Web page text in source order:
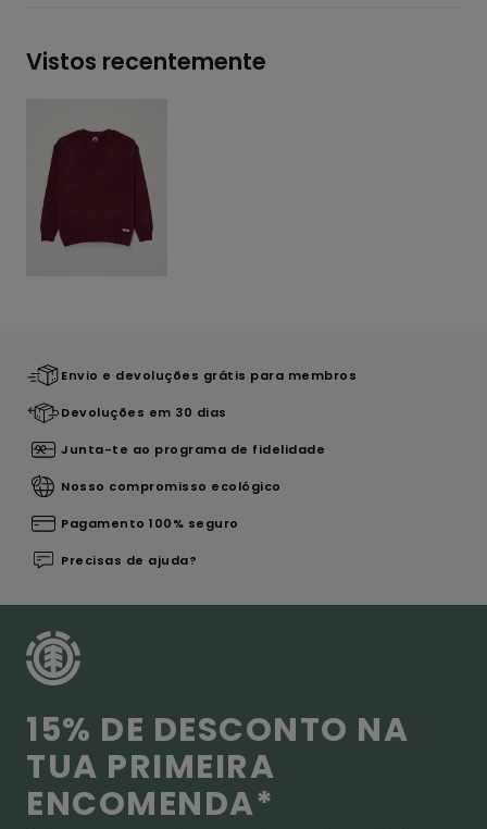
Vistos recentemente
Envio e devoluções grátis para membros
Devoluções em 30 dias
Junta-te ao programa de fidelidade
Nosso compromisso ecológico
Pagamento 100% seguro
Precisas de ajuda?
15% DE DESCONTO NA
TUA PRIMEIRA
ENCOMENDA*